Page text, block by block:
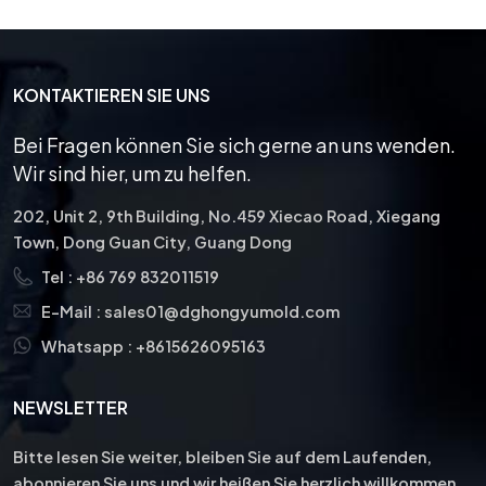
erforderlichen zusätzlichen
Funktionen. Die Matrize ist
abgestimmt und
gewährleistet eine präzise
Ausrichtung während des
Stanzvorgangs.
KONTAKTIEREN SIE UNS
Bei Fragen können Sie sich gerne an uns wenden.
Wir sind hier, um zu helfen.
202, Unit 2, 9th Building, No.459 Xiecao Road, Xiegang
Town, Dong Guan City, Guang Dong
Tel : +86 769 832011519
E-Mail : sales01@dghongyumold.com
Whatsapp : +8615626095163
NEWSLETTER
Bitte lesen Sie weiter, bleiben Sie auf dem Laufenden,